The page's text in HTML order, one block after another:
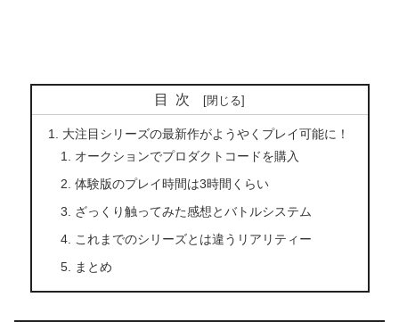
目次
大注目シリーズの最新作がようやくプレイ可能に！
オークションでプロダクトコードを購入
体験版のプレイ時間は3時間くらい
ざっくり触ってみた感想とバトルシステム
これまでのシリーズとは違うリアリティー
まとめ